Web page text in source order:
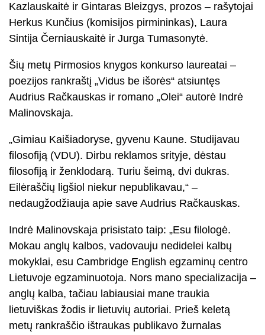
Kazlauskaitė ir Gintaras Bleizgys, prozos – rašytojai
Herkus Kunčius (komisijos pirmininkas), Laura
Sintija Černiauskaitė ir Jurga Tumasonytė.
Šių metų Pirmosios knygos konkurso laureatai –
poezijos rankraštį „Vidus be išorės“ atsiuntęs
Audrius Račkauskas ir romano „Olei“ autorė Indrė
Malinovskaja.
„Gimiau Kaišiadoryse, gyvenu Kaune. Studijavau
filosofiją (VDU). Dirbu reklamos srityje, dėstau
filosofiją ir ženklodarą. Turiu šeimą, dvi dukras.
Eilėraščių ligšiol niekur nepublikavau,“ –
nedaugžodžiauja apie save Audrius Račkauskas.
Indrė Malinovskaja prisistato taip: „Esu filologė.
Mokau anglų kalbos, vadovauju nedidelei kalbų
mokyklai, esu Cambridge English egzaminų centro
Lietuvoje egzaminuotoja. Nors mano specializacija –
anglų kalba, tačiau labiausiai mane traukia
lietuviškas žodis ir lietuvių autoriai. Prieš keletą
metų rankraščio ištraukas publikavo žurnalas